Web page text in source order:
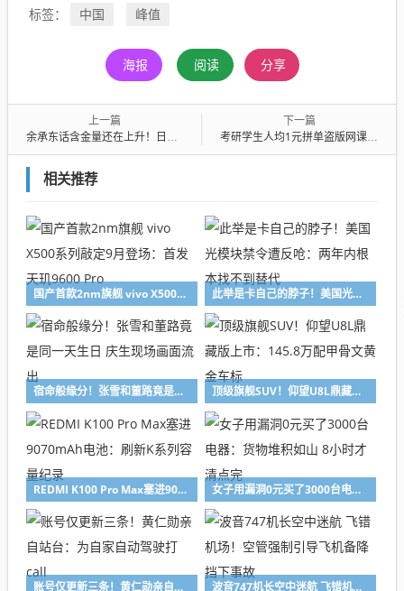
标签： 中国 峰值
海报 阅读 分享
上一篇
余承东话含金量还在上升！日产3月在华新车销量增长23% 靠华为拉爆丰田本田
下一篇
考研学生人均1元拼单盗版网课 组织的两人被判赔4万 法院：不盈利也侵权
相关推荐
国产首款2nm旗舰 vivo X500系列敲定9月登场：首发天玑9600 Pro 此举是卡自己的脖子！美国光模块禁令遭反呛：两年内根本找不到替代
宿命般缘分！张雪和董路竟是同一天生日 庆生现场画面流出 顶级旗舰SUV！仰望U8L鼎藏版上市：145.8万配甲骨文黄金车标
REDMI K100 Pro Max塞进9070mAh电池：刷新K系列容量纪录 女子用漏洞0元买了3000台电器：货物堆积如山 8小时才清点完
账号仅更新三条！黄仁勋亲自站台：为自家自动驾驶打call 波音747机长空中迷航 飞错机场！空管强制引导飞机备降 挡下事故